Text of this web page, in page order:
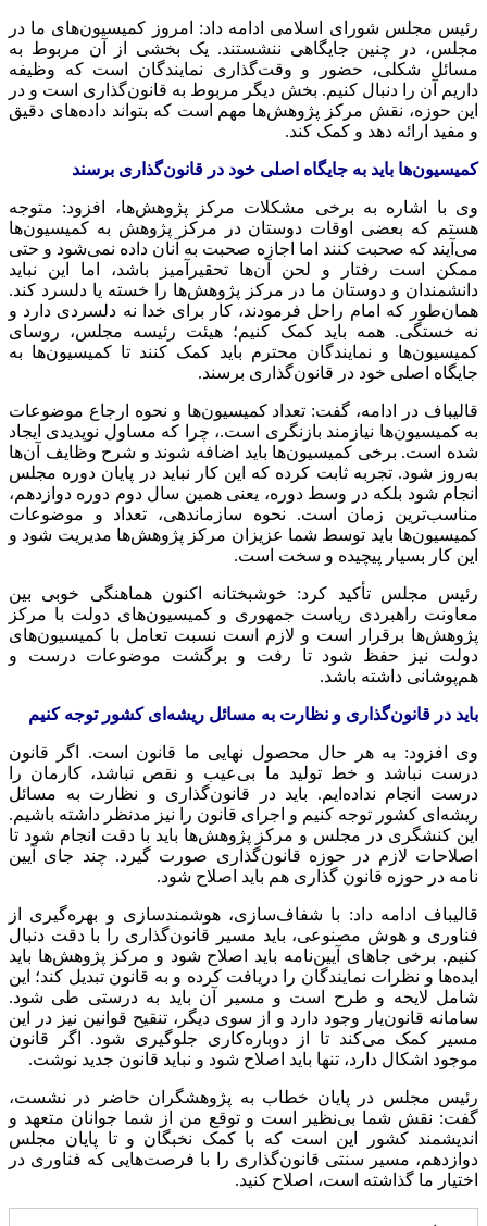
رئیس مجلس شورای اسلامی ادامه داد: امروز کمیسیون‌های ما در
مجلس، در چنین جایگاهی ننشستند. یک بخشی از آن مربوط به
مسائل شکلی، حضور و وقت‌گذاری نمایندگان است که وظیفه
داریم آن را دنبال کنیم. بخش دیگر مربوط به قانون‌گذاری است و در
این حوزه، نقش مرکز پژوهش‌ها مهم است که بتواند داده‌های دقیق
و مفید ارائه دهد و کمک کند.
کمیسیون‌ها باید به جایگاه اصلی خود در قانون‌گذاری برسند
وی با اشاره به برخی مشکلات مرکز پژوهش‌ها، افزود: متوجه
هستم که بعضی اوقات دوستان در مرکز پژوهش به کمیسیون‌ها
می‌آیند که صحبت کنند اما اجازه صحبت به آنان داده نمی‌شود و حتی
ممکن است رفتار و لحن آن‌ها تحقیرآمیز باشد، اما این نباید
دانشمندان و دوستان ما در مرکز پژوهش‌ها را خسته یا دلسرد کند.
همان‌طور که امام راحل فرمودند، کار برای خدا نه دلسردی دارد و
نه خستگی. همه باید کمک کنیم؛ هیئت رئیسه مجلس، روسای
کمیسیون‌ها و نمایندگان محترم باید کمک کنند تا کمیسیون‌ها به
جایگاه اصلی خود در قانون‌گذاری برسند.
قالیباف در ادامه، گفت: تعداد کمیسیون‌ها و نحوه ارجاع موضوعات
به کمیسیون‌ها نیازمند بازنگری است.، چرا که مساول نوپدیدی ایجاد
شده است. برخی کمیسیون‌ها باید اضافه شوند و شرح وظایف آن‌ها
به‌روز شود. تجربه ثابت کرده که این کار نباید در پایان دوره مجلس
انجام شود بلکه در وسط دوره، یعنی همین سال دوم دوره دوازدهم،
مناسب‌ترین زمان است. نحوه سازماندهی، تعداد و موضوعات
کمیسیون‌ها باید توسط شما عزیزان مرکز پژوهش‌ها مدیریت شود و
این کار بسیار پیچیده و سخت است.
رئیس مجلس تأکید کرد: خوشبختانه اکنون هماهنگی خوبی بین
معاونت راهبردی ریاست جمهوری و کمیسیون‌های دولت با مرکز
پژوهش‌ها برقرار است و لازم است نسبت تعامل با کمیسیون‌های
دولت نیز حفظ شود تا رفت و برگشت موضوعات درست و
هم‌پوشانی داشته باشد.
باید در قانون‌گذاری و نظارت به مسائل ریشه‌ای کشور توجه کنیم
وی افزود: به هر حال محصول نهایی ما قانون است. اگر قانون
درست نباشد و خط تولید ما بی‌عیب و نقص نباشد، کارمان را
درست انجام نداده‌ایم. باید در قانون‌گذاری و نظارت به مسائل
ریشه‌ای کشور توجه کنیم و اجرای قانون را نیز مدنظر داشته باشیم.
این کنشگری در مجلس و مرکز پژوهش‌ها باید با دقت انجام شود تا
اصلاحات لازم در حوزه قانون‌گذاری صورت گیرد. چند جای آیین
نامه در حوزه قانون گذاری هم باید اصلاح شود.
قالیباف ادامه داد: با شفاف‌سازی، هوشمندسازی و بهره‌گیری از
فناوری و هوش مصنوعی، باید مسیر قانون‌گذاری را با دقت دنبال
کنیم. برخی جاهای آیین‌نامه باید اصلاح شود و مرکز پژوهش‌ها باید
ایده‌ها و نظرات نمایندگان را دریافت کرده و به قانون تبدیل کند؛ این
شامل لایحه و طرح است و مسیر آن باید به درستی طی شود.
سامانه قانون‌یار وجود دارد و از سوی دیگر، تنقیح قوانین نیز در این
مسیر کمک می‌کند تا از دوباره‌کاری جلوگیری شود. اگر قانون
موجود اشکال دارد، تنها باید اصلاح شود و نباید قانون جدید نوشت.
رئیس مجلس در پایان خطاب به پژوهشگران حاضر در نشست،
گفت: نقش شما بی‌نظیر است و توقع من از شما جوانان متعهد و
اندیشمند کشور این است که با کمک نخبگان و تا پایان مجلس
دوازدهم، مسیر سنتی قانون‌گذاری را با فرصت‌هایی که فناوری در
اختیار ما گذاشته است، اصلاح کنید.